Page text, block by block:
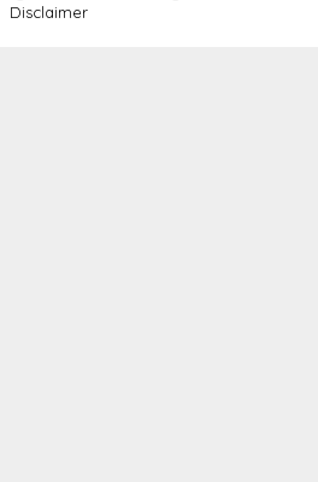
Disclaimer